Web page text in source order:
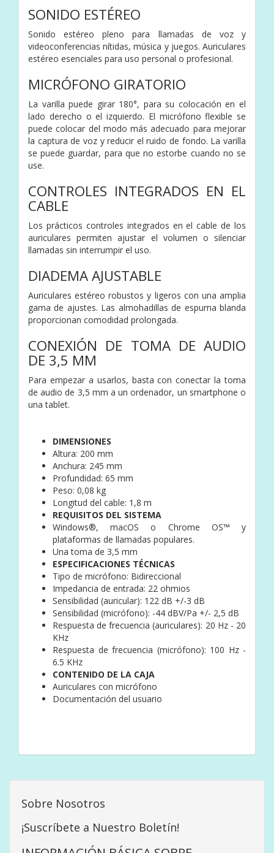
SONIDO ESTÉREO
Sonido estéreo pleno para llamadas de voz y
videoconferencias nítidas, música y juegos. Auriculares
estéreo esenciales para uso personal o profesional.
MICRÓFONO GIRATORIO
La varilla puede girar 180°, para su colocación en el
lado derecho o el izquierdo. El micrófono flexible se
puede colocar del modo más adecuado para mejorar
la captura de voz y reducir el ruido de fondo. La varilla
se puede guardar, para que no estorbe cuando no se
use.
CONTROLES INTEGRADOS EN EL
CABLE
Los prácticos controles integrados en el cable de los
auriculares permiten ajustar el volumen o silenciar
llamadas sin interrumpir el uso.
DIADEMA AJUSTABLE
Auriculares estéreo robustos y ligeros con una amplia
gama de ajustes. Las almohadillas de espuma blanda
proporcionan comodidad prolongada.
CONEXIÓN DE TOMA DE AUDIO
DE 3,5 MM
Para empezar a usarlos, basta con conectar la toma
de audio de 3,5 mm a un ordenador, un smartphone o
una tablet.
DIMENSIONES
Altura: 200 mm
Anchura: 245 mm
Profundidad: 65 mm
Peso: 0,08 kg
Longitud del cable: 1,8 m
REQUISITOS DEL SISTEMA
Windows®, macOS o Chrome OS™ y
plataformas de llamadas populares.
Una toma de 3,5 mm
ESPECIFICACIONES TÉCNICAS
Tipo de micrófono: Bidireccional
Impedancia de entrada: 22 ohmios
Sensibilidad (auricular): 122 dB +/-3 dB
Sensibilidad (micrófono): -44 dBV/Pa +/- 2,5 dB
Respuesta de frecuencia (auriculares): 20 Hz - 20
KHz
Respuesta de frecuencia (micrófono): 100 Hz -
6.5 KHz
CONTENIDO DE LA CAJA
Auriculares con micrófono
Documentación del usuario
Sobre Nosotros
¡Suscríbete a Nuestro Boletín!